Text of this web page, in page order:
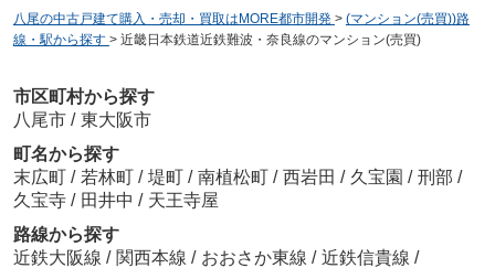
八尾の中古戸建て購入・売却・買取はMORE都市開発 > (マンション(売買))路
線・駅から探す > 近畿日本鉄道近鉄難波・奈良線のマンション(売買)
市区町村から探す
八尾市 / 東大阪市
町名から探す
末広町 / 若林町 / 堤町 / 南植松町 / 西岩田 / 久宝園 / 刑部 /
久宝寺 / 田井中 / 天王寺屋
路線から探す
近鉄大阪線 / 関西本線 / おおさか東線 / 近鉄信貴線 /